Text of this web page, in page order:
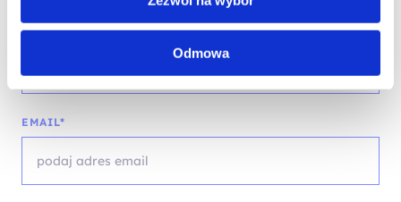
Odmowa
TELEFON KONTAKTOWY*
EMAIL*